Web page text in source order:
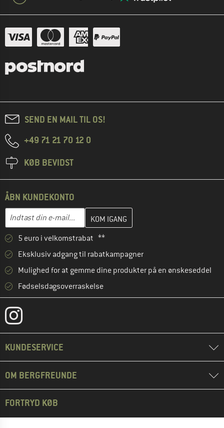
SEND EN MAIL TIL OS!
+49 71 21 70 12 0
KØB BEVIDST
ÅBN KUNDEKONTO
E-mail-adresse
Indtast din e-mailadresse her, og opret i næste trin din
5 euro i velkomstrabat **
Eksklusiv adgang til rabatkampagner
Mulighed for at gemme dine produkter på en ønskeseddel
Fødselsdagsoverraskelse
KUNDESERVICE
OM BERGFREUNDE
FORTRYD KØB